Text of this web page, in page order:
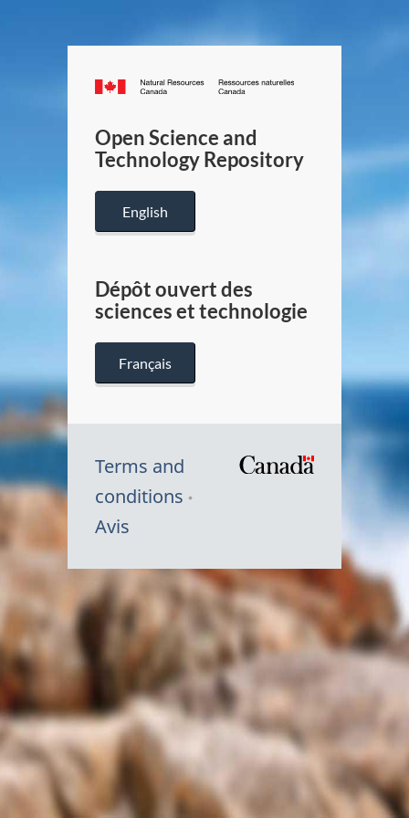
Canada.ca
/
Canada
Open Science and
Technology Repository
English
Dépôt ouvert des
sciences et technologie
Français
Terms and
conditions
Avis
Symbole
du
Canada